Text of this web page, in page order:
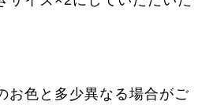
お色と多少異なる場合がご